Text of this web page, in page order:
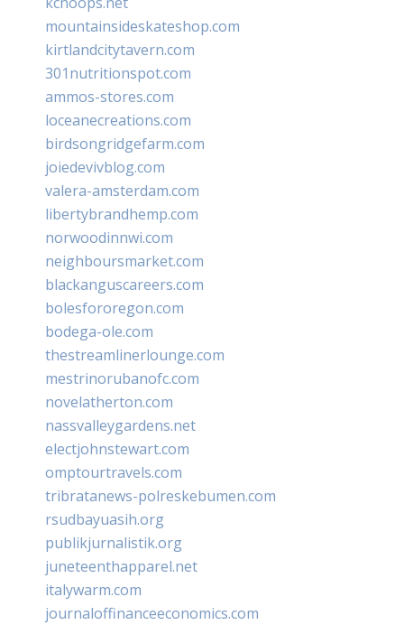
mountainsideskateshop.com
kirtlandcitytavern.com
301nutritionspot.com
ammos-stores.com
loceanecreations.com
birdsongridgefarm.com
joiedevivblog.com
valera-amsterdam.com
libertybrandhemp.com
norwoodinnwi.com
neighboursmarket.com
blackanguscareers.com
bolesfororegon.com
bodega-ole.com
thestreamlinerlounge.com
mestrinorubanofc.com
novelatherton.com
nassvalleygardens.net
electjohnstewart.com
omptourtravels.com
tribratanews-polreskebumen.com
rsudbayuasih.org
publikjurnalistik.org
juneteenthapparel.net
italywarm.com
journaloffinanceeconomics.com